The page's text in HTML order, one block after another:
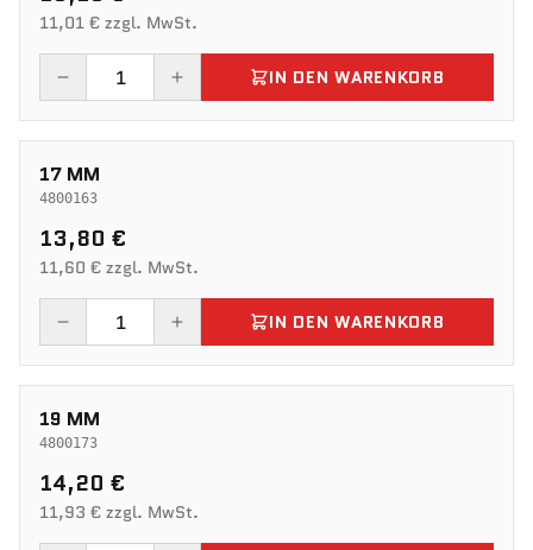
11,01 € zzgl. MwSt.
IN DEN WARENKORB
17 MM
4800163
13,80 €
11,60 € zzgl. MwSt.
IN DEN WARENKORB
19 MM
4800173
14,20 €
11,93 € zzgl. MwSt.